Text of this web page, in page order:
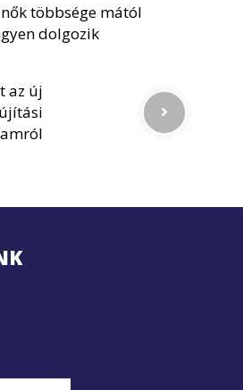
többsége mától
dolgozik
az új